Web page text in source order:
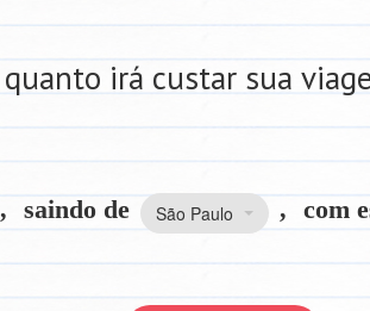
quanto irá custar sua
, saindo de São Paulo , com